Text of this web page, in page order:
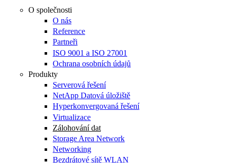
O společnosti
O nás
Reference
Partneři
ISO 9001 a ISO 27001
Ochrana osobních údajů
Produkty
Serverová řešení
NetApp Datová úložiště
Hyperkonvergovaná řešení
Virtualizace
Zálohování dat
Storage Area Network
Networking
Bezdrátové sítě WLAN